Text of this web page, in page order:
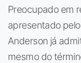
Preocupado em
apresentado
Anderson já
mesmo do